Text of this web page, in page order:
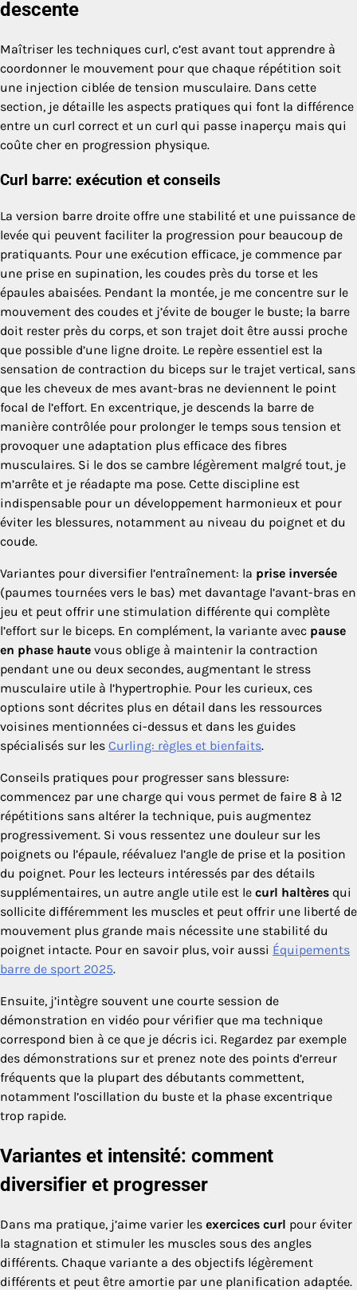
descente
Maîtriser les techniques curl, c’est avant tout apprendre à
coordonner le mouvement pour que chaque répétition soit
une injection ciblée de tension musculaire. Dans cette
section, je détaille les aspects pratiques qui font la différence
entre un curl correct et un curl qui passe inaperçu mais qui
coûte cher en progression physique.
Curl barre: exécution et conseils
La version barre droite offre une stabilité et une puissance de
levée qui peuvent faciliter la progression pour beaucoup de
pratiquants. Pour une exécution efficace, je commence par
une prise en supination, les coudes près du torse et les
épaules abaisées. Pendant la montée, je me concentre sur le
mouvement des coudes et j’évite de bouger le buste; la barre
doit rester près du corps, et son trajet doit être aussi proche
que possible d’une ligne droite. Le repère essentiel est la
sensation de contraction du biceps sur le trajet vertical, sans
que les cheveux de mes avant-bras ne deviennent le point
focal de l’effort. En excentrique, je descends la barre de
manière contrôlée pour prolonger le temps sous tension et
provoquer une adaptation plus efficace des fibres
musculaires. Si le dos se cambre légèrement malgré tout, je
m’arrête et je réadapte ma pose. Cette discipline est
indispensable pour un développement harmonieux et pour
éviter les blessures, notamment au niveau du poignet et du
coude.
Variantes pour diversifier l’entraînement: la prise inversée
(paumes tournées vers le bas) met davantage l’avant-bras en
jeu et peut offrir une stimulation différente qui complète
l’effort sur le biceps. En complément, la variante avec pause
en phase haute vous oblige à maintenir la contraction
pendant une ou deux secondes, augmentant le stress
musculaire utile à l’hypertrophie. Pour les curieux, ces
options sont décrites plus en détail dans les ressources
voisines mentionnées ci-dessus et dans les guides
spécialisés sur les Curling: règles et bienfaits.
Conseils pratiques pour progresser sans blessure:
commencez par une charge qui vous permet de faire 8 à 12
répétitions sans altérer la technique, puis augmentez
progressivement. Si vous ressentez une douleur sur les
poignets ou l’épaule, réévaluez l’angle de prise et la position
du poignet. Pour les lecteurs intéressés par des détails
supplémentaires, un autre angle utile est le curl haltères qui
sollicite différemment les muscles et peut offrir une liberté de
mouvement plus grande mais nécessite une stabilité du
poignet intacte. Pour en savoir plus, voir aussi Équipements
barre de sport 2025.
Ensuite, j’intègre souvent une courte session de
démonstration en vidéo pour vérifier que ma technique
correspond bien à ce que je décris ici. Regardez par exemple
des démonstrations sur et prenez note des points d’erreur
fréquents que la plupart des débutants commettent,
notamment l’oscillation du buste et la phase excentrique
trop rapide.
Variantes et intensité: comment
diversifier et progresser
Dans ma pratique, j’aime varier les exercices curl pour éviter
la stagnation et stimuler les muscles sous des angles
différents. Chaque variante a des objectifs légèrement
différents et peut être amortie par une planification adaptée.